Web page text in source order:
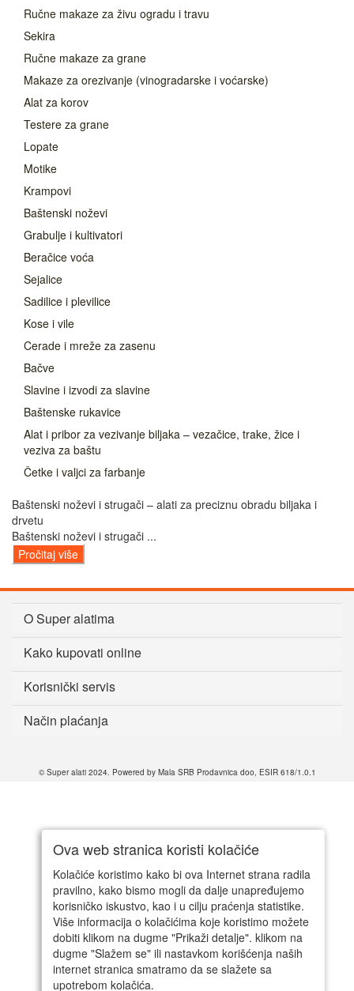
Ručne makaze za živu ogradu i travu
Sekira
Ručne makaze za grane
Makaze za orezivanje (vinogradarske i voćarske)
Alat za korov
Testere za grane
Lopate
Motike
Krampovi
Baštenski noževi
Grabulje i kultivatori
Beračice voća
Sejalice
Sadilice i plevilice
Kose i vile
Cerade i mreže za zasenu
Bačve
Slavine i izvodi za slavine
Baštenske rukavice
Alat i pribor za vezivanje biljaka – vezačice, trake, žice i
veziva za baštu
Četke i valjci za farbanje
Baštenski noževi i strugači – alati za preciznu obradu biljaka i
drvetu
Baštenski noževi i strugači ...
Pročitaj više
O Super alatima
Kako kupovati online
Korisnički servis
Način plaćanja
© Super alati 2024. Powered by Mala SRB Prodavnica doo, ESIR 618/1.0.1
Ova web stranica koristi kolačiće
Kolačiće koristimo kako bi ova Internet strana radila
pravilno, kako bismo mogli da dalje unapređujemo
korisničko iskustvo, kao i u cilju praćenja statistike.
Više informacija o kolačićima koje koristimo možete
dobiti klikom na dugme "Prikaži detalje". klikom na
dugme "Slažem se" ili nastavkom korišćenja naših
internet stranica smatramo da se slažete sa
upotrebom kolačića.